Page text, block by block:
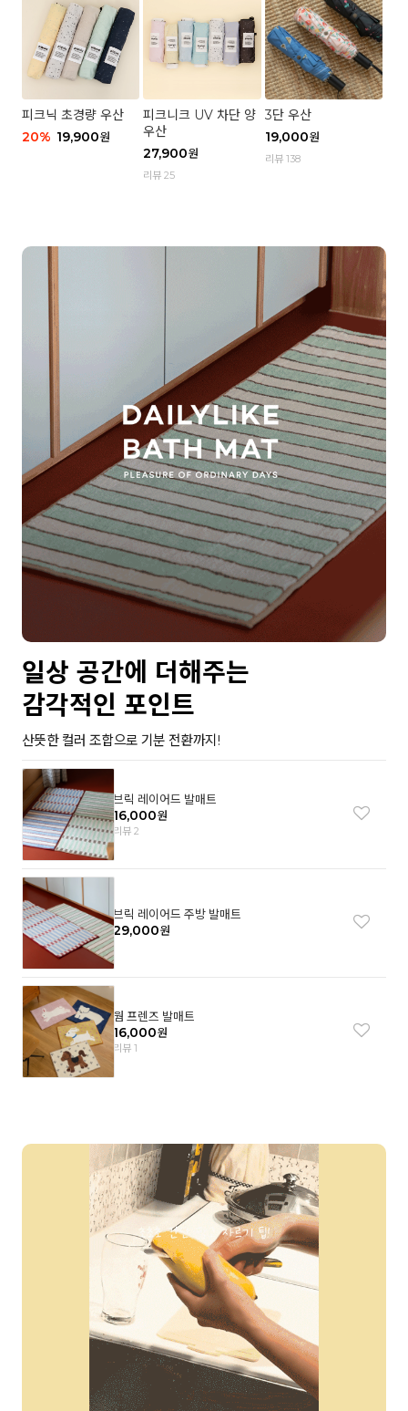
피크닉 초경량 우산
20% 19,900원
피크니크 UV 차단 양
우산
27,900원
리뷰 25
3단 우산
19,000원
리뷰 138
일상 공간에 더해주는
감각적인 포인트
산뜻한 컬러 조합으로 기분 전환까지!
브릭 레이어드 발매트
16,000원
리뷰 2
브릭 레이어드 주방 발매트
29,000원
웜 프렌즈 발매트
16,000원
리뷰 1